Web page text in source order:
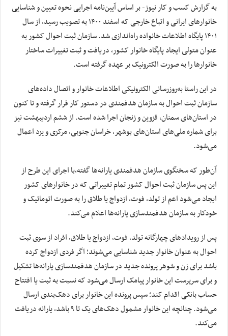
به گزارش کسب و کار نیوز- بر اساس آیین‌نامه اجرایی نحوه تعیین و شناسایی
خانوارهای ایرانی و اتباع خارجی که اسفند ۱۴۰۰ به تصویب رسید، از سال
۱۴۰۱ پایگاه اطلاعات خانواده راه‌اندازی شد. سازمان ثبت احوال کشور به
عنوان متولی ایجاد پایگاه خانوار کشور، دریافت و ثبت تغییرات ساختار
خانوارها را به صورت الکترونیک بر عهده گرفته است.
در این راستا به‌روزرسانی الکترونیکی اطلاعات خانوار و اتصال داده‌های
سازمان ثبت احوال به سازمان هدفمندی در دستور کار قرار گرفته و تا کنون
در استان‌های سمنان، قزوین و زنجان اجرا شده است. از ششم اردیبهشت نیز
برای شماره ملی‌های استان‌های بوشهر، خراسان جنوبی، مرکزی و یزد اعمال
می‌شود.
آن‌طور که سخنگوی سازمان هدفمندی یارانه‌ها گفته،‌با اجرای این طرح از
این پس سازمان ثبت احوال کشور تمام تغییراتی که در خانوارهای کشور
ایجاد می‌شود اعم از تولد، فوت، ازدواج یا طلاق را به صورت اتوماتیک و
خودکار به سازمان هدفمندسازی یارانه‌ها اعلام می‌کند.
پس از رویدادهای چهارگانه تولد، فوت، ازدواج یا طلاق، افراد از سوی ثبت
احوال به عنوان خانوار جدید شناسایی می‌شوند؛ اگر فردی ازدواج کرده
باشد برای زن و شوهر پرونده جدید در سازمان هدفمندسازی یارانه‌ها تشکیل
و برای سرپرست این خانوار پیامک ارسال می‌شود که نسبت به ثبت یا افتتاح
حساب بانکی اقدام کند؛ سپس پرونده این خانوار برای دهک‌بندی ارسال
می‌شود. چنانچه این خانوار مشمول دهک‌های یک تا ۹ باشد، یارانه دریافت
می‌کند.